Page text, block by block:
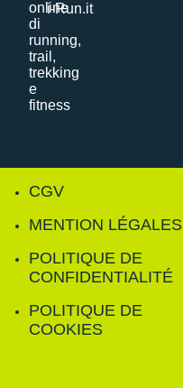
i-Run.it
CGV
MENTION LÉGALES
POLITIQUE DE
CONFIDENTIALITÉ
POLITIQUE DE
COOKIES